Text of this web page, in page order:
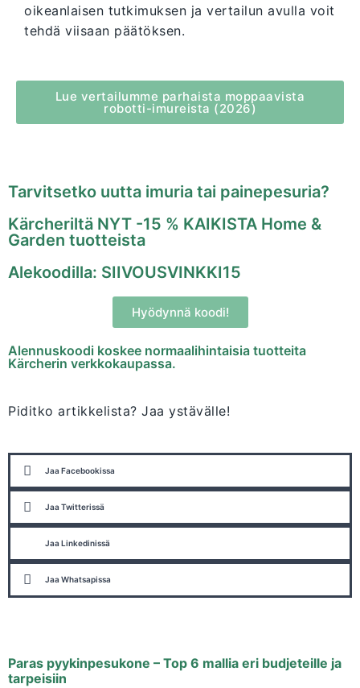
oikeanlaisen tutkimuksen ja vertailun avulla voit
tehdä viisaan päätöksen.
Lue vertailumme parhaista moppaavista
robotti-imureista (2026)
Tarvitsetko uutta imuria tai painepesuria?
Kärcheriltä NYT -15 % KAIKISTA Home &
Garden tuotteista
Alekoodilla: SIIVOUSVINKKI15
Hyödynnä koodi!
Alennuskoodi koskee normaalihintaisia tuotteita
Kärcherin verkkokaupassa.
Piditko artikkelista? Jaa ystävälle!
Jaa Facebookissa
Jaa Twitterissä
Jaa Linkedinissä
Jaa Whatsapissa
Paras pyykinpesukone – Top 6 mallia eri budjeteille ja
tarpeisiin